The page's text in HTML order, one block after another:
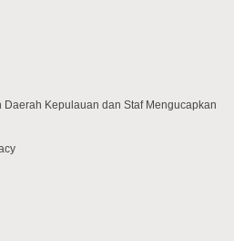
Kepulauan dan Staf Mengucapkan